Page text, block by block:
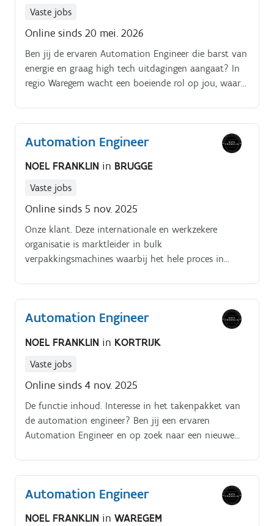
Vaste jobs
Online sinds 20 mei. 2026
Ben jij de ervaren Automation Engineer die barst van
energie en graag high tech uitdagingen aangaat? In
regio Waregem wacht een boeiende rol op jou, waar
automatiseringsprojecten.
Automation Engineer
NOEL FRANKLIN in BRUGGE
Vaste jobs
Online sinds 5 nov. 2025
Onze klant. Deze internationale en werkzekere
organisatie is marktleider in bulk
verpakkingsmachines waarbij het hele proces in
Ingenieur?
Automation Engineer
NOEL FRANKLIN in KORTRIJK
Vaste jobs
Online sinds 4 nov. 2025
De functie inhoud. Interesse in het takenpakket van
de automation engineer? Ben jij een ervaren
Automation Engineer en op zoek naar een nieuwe
innovatieve technologieën?
Automation Engineer
NOEL FRANKLIN in WAREGEM